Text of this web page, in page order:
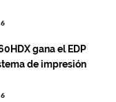
gana el EDP
de impresión